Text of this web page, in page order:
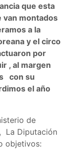
que esta
van montados
a la
y el circo
por
, al margen
con su
el año
de
La Diputación
objetivos: